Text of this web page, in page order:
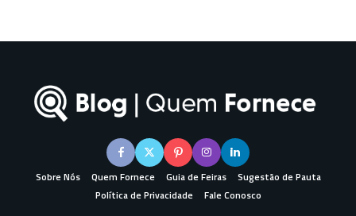
Sobre Nós Quem Fornece Guia de Feiras
Sugestão de Pauta
Política de Privacidade
Fale Conosco